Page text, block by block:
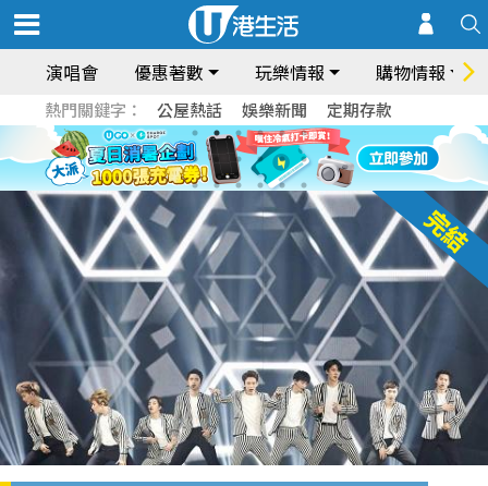
演唱會 優惠著數 玩樂情報 購物情報
熱門關鍵字： 公屋熱話 娛樂新聞 定期存款